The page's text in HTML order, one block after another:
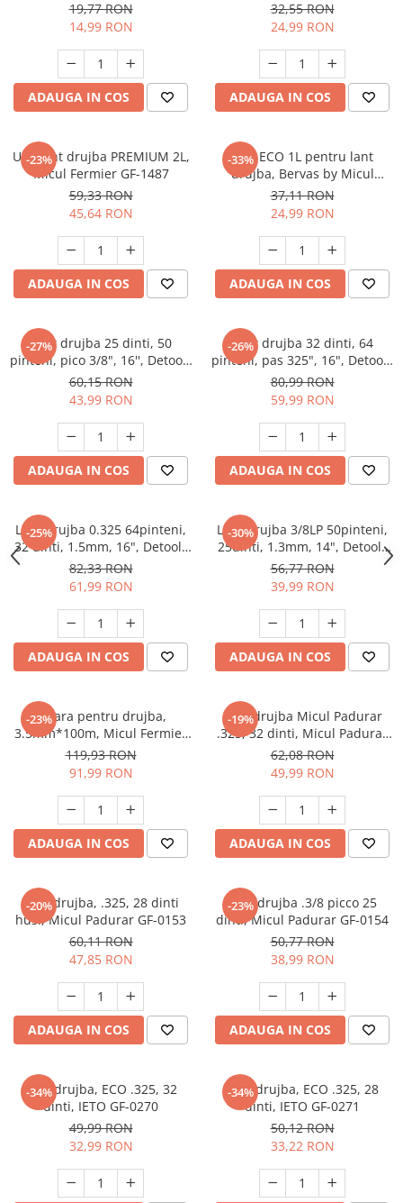
Cuptoare incorporabile
Deshidratoare carne & fructe &
legume
Electrocasnice mici
Aparate de vidat
Espressoare & Cafetiere
Friteuze aer cald
Gratare Electrice
Masini de tocat carne
Masini de umplut carnati
Mixere bucatarie
Roboti de bucatarie
Statii de calcat
Furtune & Sisteme Irigatii
Hote bucatarie
Consumabile
Hota tavan
Hote decorative
Hote incorporabile
Hote insula
Hote telescopice
Hote traditionale
Masini de Spalat Rufe & Uscatoare
Accesorii masini de spalat &
Masini automate de spalat rufe
Masini de spalat rufe cu uscator
Masini de spalat rufe verticale
Uscatoare de rufe
Masini de spalat vase
Masini de spalat vase incorporabile
Masini de spalat vase
Motoburghiu/Foreza pamant
Pachete Incorporabile
Pirostrii & Arzatoare
Pompe de stropit
Radiatoare
Sere
Sobe pe gaz & electrice
Suflante & Aspiratoare
Aspiratoare
Suflante Frunze
Slefuitoare
Vibratoare beton
Prelungitoare
Rotopercutoare
Suflante & Aspiratoare
Surse de Curent & Panouri Solare
Trimmere & Motocoase
Truse de Scule & Unelte
19,77 RON
14,99 RON
ADAUGA IN COS
32,55 RON
24,99 RON
ADAUGA IN COS
-23%
Ulei lant drujba PREMIUM 2L,
Micul Fermier GF-1487
59,33 RON
45,64 RON
ADAUGA IN COS
-33%
Ulei ECO 1L pentru lant
drujba, Bervas by Micul
Fermier GF-2275
37,11 RON
24,99 RON
ADAUGA IN COS
-27%
Lant drujba 25 dinti, 50
pinteni, pico 3/8", 16'', Detoolz
DZ-D104
60,15 RON
43,99 RON
ADAUGA IN COS
-26%
Lant drujba 32 dinti, 64
pinteni, pas 325", 16", Detoolz
DZ-D105
80,99 RON
59,99 RON
ADAUGA IN COS
-25%
Lant drujba 0.325 64pinteni,
32 dinti, 1.5mm, 16", Detoolz
DZ-D106
82,33 RON
61,99 RON
ADAUGA IN COS
-30%
Lant drujba 3/8LP 50pinteni,
25dinti, 1.3mm, 14", Detoolz
DZ-D107
56,77 RON
39,99 RON
ADAUGA IN COS
-23%
Sfoara pentru drujba,
3.5mm*100m, Micul Fermier
GF-0127
119,93 RON
91,99 RON
ADAUGA IN COS
-19%
Lant drujba Micul Padurar
.325, 32 dinti, Micul Padurar
GF-0152
62,08 RON
49,99 RON
ADAUGA IN COS
-20%
Lant drujba, .325, 28 dinti
hus., Micul Padurar GF-0153
60,11 RON
47,85 RON
ADAUGA IN COS
-23%
Lant drujba .3/8 picco 25
dinti, Micul Padurar GF-0154
50,77 RON
38,99 RON
ADAUGA IN COS
-34%
Lant drujba, ECO .325, 32
dinti, IETO GF-0270
49,99 RON
32,99 RON
-34%
Lant drujba, ECO .325, 28
dinti, IETO GF-0271
50,12 RON
33,22 RON